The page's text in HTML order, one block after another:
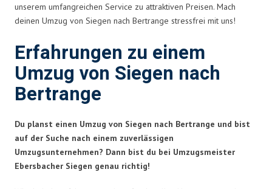
unserem umfangreichen Service zu attraktiven Preisen. Mach
deinen Umzug von Siegen nach Bertrange stressfrei mit uns!
Erfahrungen zu einem
Umzug von Siegen nach
Bertrange
Du planst einen Umzug von Siegen nach Bertrange und bist
auf der Suche nach einem zuverlässigen
Umzugsunternehmen? Dann bist du bei Umzugsmeister
Ebersbacher Siegen genau richtig!